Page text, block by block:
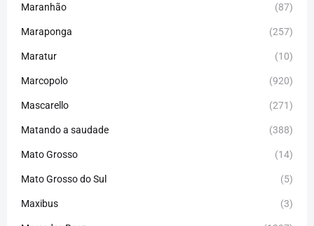
Maranhão (87)
Maraponga (257)
Maratur (10)
Marcopolo (920)
Mascarello (271)
Matando a saudade (388)
Mato Grosso (14)
Mato Grosso do Sul (5)
Maxibus (3)